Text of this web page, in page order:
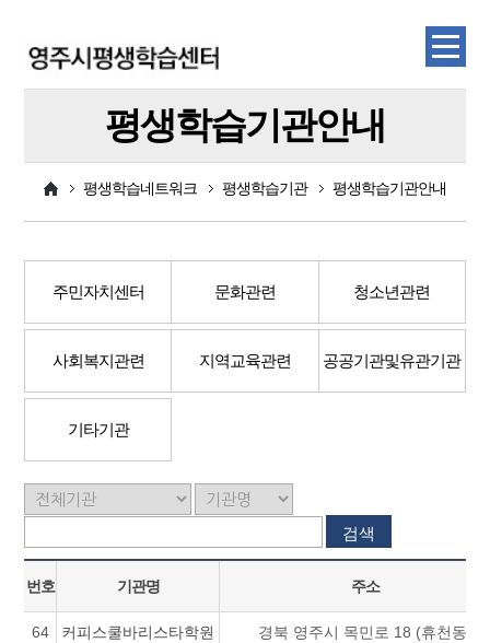
평생학습기관안내
평생학습네트워크 평생학습기관 평생학습기관안내
주민자치센터 문화관련 청소년관련
사회복지관련 지역교육관련 공공기관및유관기관
기타기관
검색
번호 기관명 주소
64 커피스쿨바리스타학원 경북 영주시 목민로 18 (휴천동)